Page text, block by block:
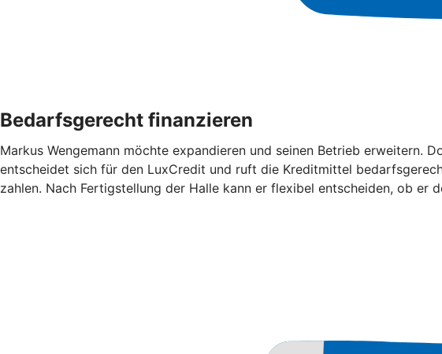
Bedarfsgerecht finanzieren
Markus Wengemann möchte expandieren und seinen Betrieb erweitern.
entscheidet sich für den LuxCredit und ruft die Kreditmittel
zahlen. Nach Fertigstellung der Halle kann er flexibel entscheiden, ob